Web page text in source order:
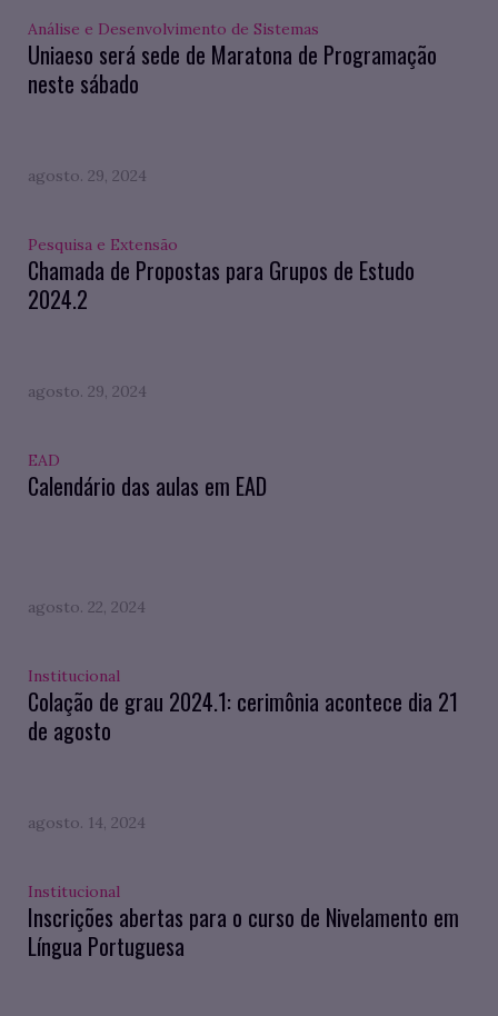
Análise e Desenvolvimento de Sistemas
Uniaeso será sede de Maratona de Programação
neste sábado
agosto. 29, 2024
Pesquisa e Extensão
Chamada de Propostas para Grupos de Estudo
2024.2
agosto. 29, 2024
EAD
Calendário das aulas em EAD
agosto. 22, 2024
Institucional
Colação de grau 2024.1: cerimônia acontece dia 21
de agosto
agosto. 14, 2024
Institucional
Inscrições abertas para o curso de Nivelamento em
Língua Portuguesa